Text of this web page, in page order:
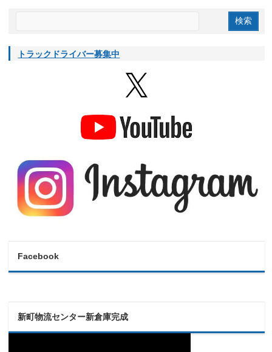
トラックドライバー募集中
Facebook
新町物流センター新倉庫完成